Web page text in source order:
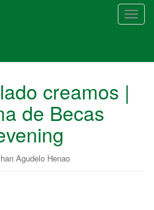
A
creamos |
de Becas
Agudelo Henao